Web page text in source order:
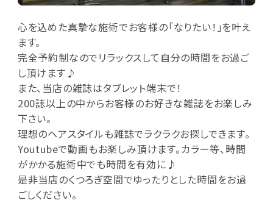
心を込めた真摯な施術でお客様の「なりたい！」を叶え
ます。
完全予約制なのでリラックスして自分の時間をお過ご
し頂けます♪
また、当店の雑誌はタブレット端末で！
200誌以上の中からお客様のお好きな雑誌をお楽しみ
下さい。
理想のヘアスタイルも雑誌でラクラクお探しできます。
Youtubeで動画もお楽しみ頂けます。カラー等、時間
がかかる施術中でも時間を有効に♪
是非当店のくつろぎ空間でゆったりとした時間をお過
ごしください。